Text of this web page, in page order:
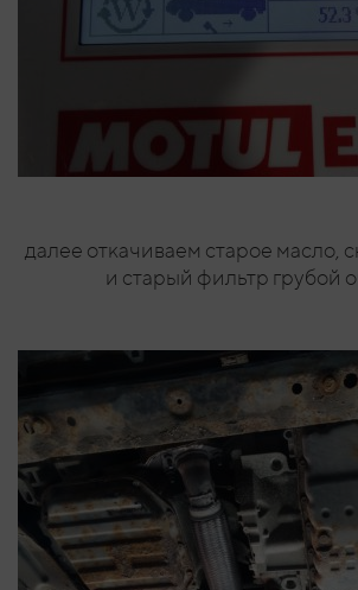
далее откачиваем старое масло,
и старый фильтр грубой